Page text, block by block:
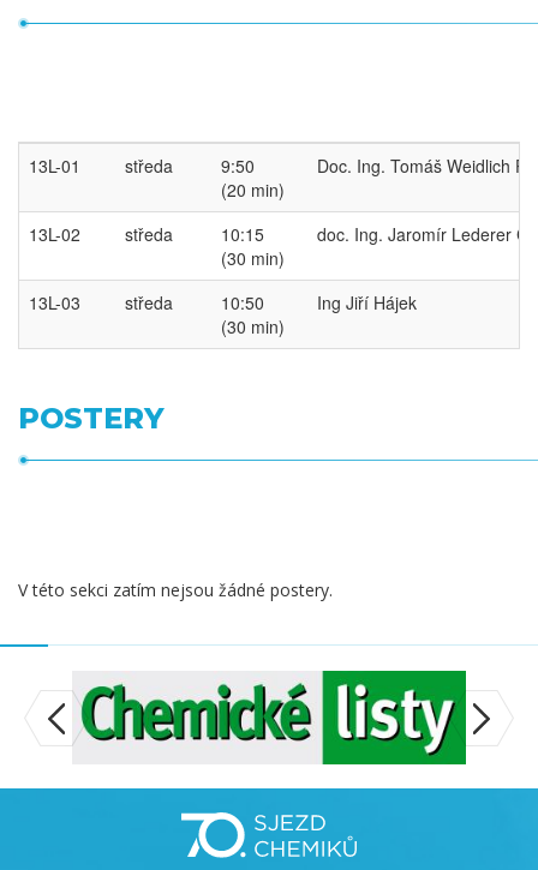
13L-01 středa
9:50
(20 min)
Doc. Ing. Tomáš Weidlich
13L-02 středa
10:15
(30 min)
doc. Ing. Jaromír Lederer
13L-03 středa
10:50
(30 min)
Ing Jiří Hájek
POSTERY
V této sekci zatím nejsou žádné postery.